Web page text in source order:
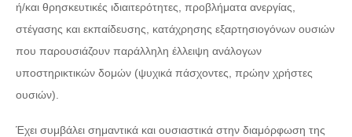
ή/και θρησκευτικές ιδιαιτερότητες, προβλήματα ανεργίας,
στέγασης και εκπαίδευσης, κατάχρησης εξαρτησιογόνων ουσιών
που παρουσιάζουν παράλληλη έλλειψη ανάλογων
υποστηρικτικών δομών (ψυχικά πάσχοντες, πρώην χρήστες
ουσιών).
Έχει συμβάλει σημαντικά και ουσιαστικά στην διαμόρφωση της